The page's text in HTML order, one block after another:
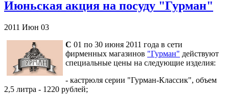
Июньская акция на посуду "Гурман"
2011 Июн 03
С 01 по 30 июня 2011 года в сети
фирменных магазинов "Гурман" действуют
специальные цены на следующие изделия:
- кастрюля серии "Гурман-Классик", объем
2,5 литра - 1220 рублей;